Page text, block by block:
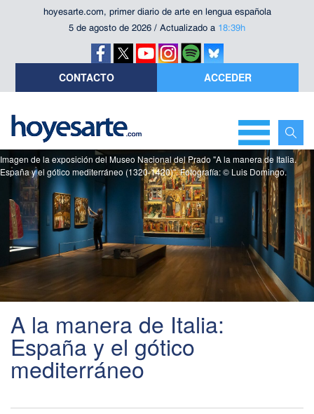
hoyesarte.com, primer diario de arte en lengua española
5 de agosto de 2026 / Actualizado a 18:39h
CONTACTO ACCEDER
Imagen de la exposición del Museo Nacional del Prado "A la manera de Italia.
España y el gótico mediterráneo (1320-1420)". Fotografía: © Luis Domingo.
A la manera de Italia:
España y el gótico
mediterráneo